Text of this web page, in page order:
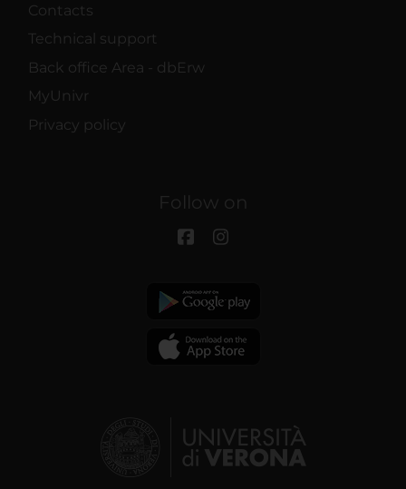
Contacts
Technical support
Back office Area - dbErw
MyUnivr
Privacy policy
Follow on